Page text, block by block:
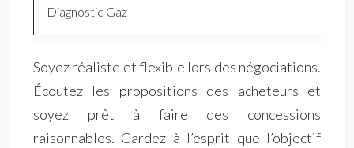
Diagnostic Gaz
Soyez réaliste et flexible lors des négociations.
Écoutez les propositions des acheteurs et
soyez prêt à faire des concessions
raisonnables. Gardez à l’esprit que l’objectif